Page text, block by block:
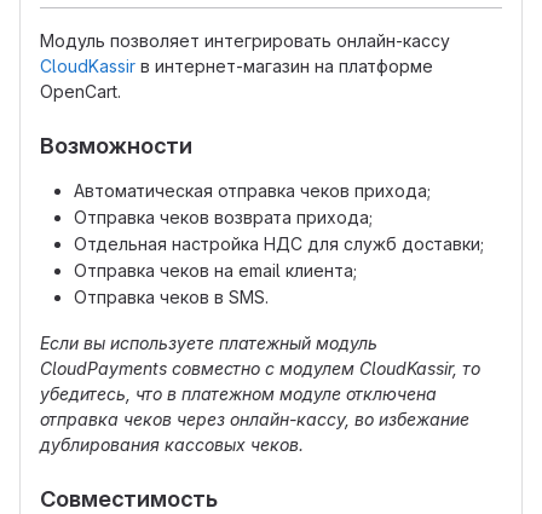
Модуль позволяет интегрировать онлайн-кассу
CloudKassir в интернет-магазин на платформе
OpenCart.
Возможности
Автоматическая отправка чеков прихода;
Отправка чеков возврата прихода;
Отдельная настройка НДС для служб доставки;
Отправка чеков на email клиента;
Отправка чеков в SMS.
Если вы используете платежный модуль
CloudPayments совместно с модулем CloudKassir, то
убедитесь, что в платежном модуле отключена
отправка чеков через онлайн-кассу, во избежание
дублирования кассовых чеков.
Совместимость